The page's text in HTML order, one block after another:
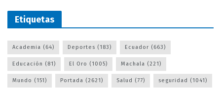
Etiquetas
Academia (64) Deportes (183) Ecuador (663)
Educación (81) El Oro (1005) Machala (221)
Mundo (151) Portada (2621) Salud (77) seguridad (1041)